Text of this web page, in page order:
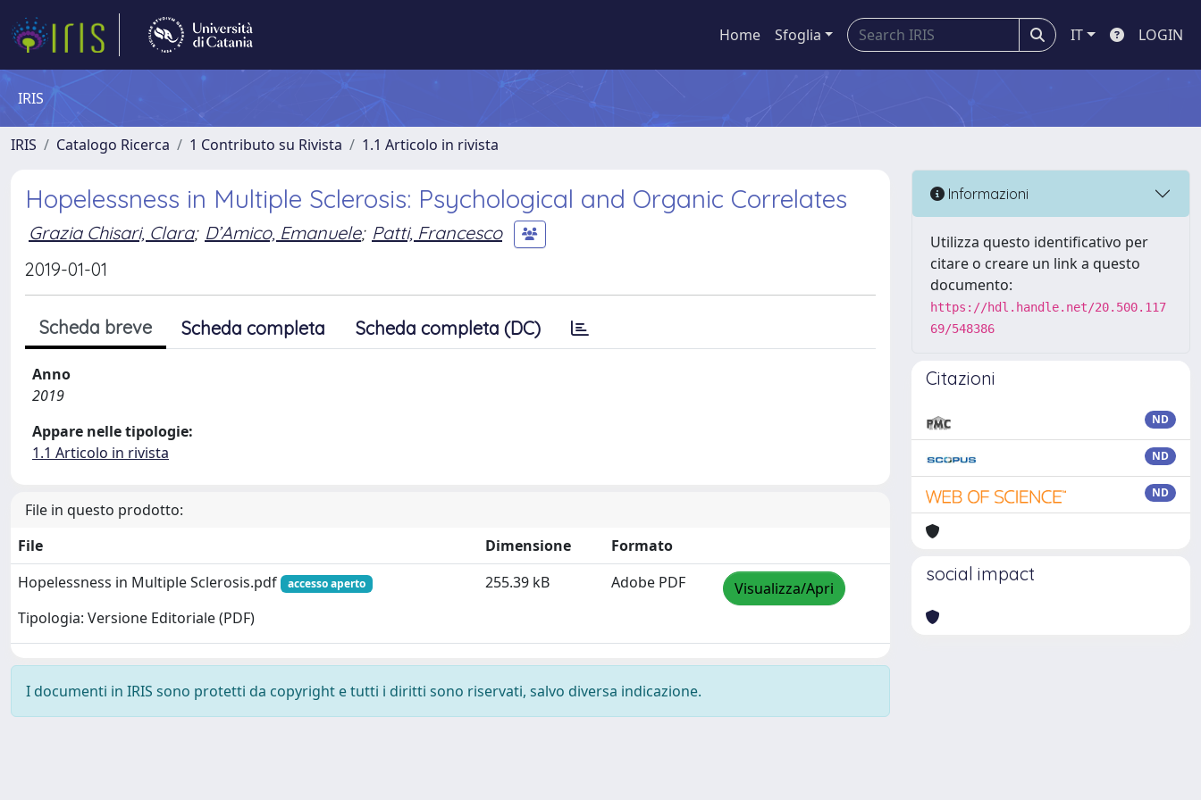
Home Sfoglia IT LOGIN
IRIS
IRIS Catalogo Ricerca 1 Contributo su Rivista 1.1 Articolo in rivista
Hopelessness in Multiple Sclerosis: Psychological and Organic Correlates
Grazia Chisari, Clara; D’Amico, Emanuele; Patti, Francesco
2019-01-01
Scheda breve Scheda completa Scheda completa (DC)
Anno
2019
Appare nelle tipologie:
1.1 Articolo in rivista
File in questo prodotto:
File
Dimensione
Formato
Hopelessness in Multiple Sclerosis.pdf
accesso aperto
Tipologia: Versione Editoriale (PDF)
255.39 kB Adobe PDF Visualizza/Apri
I documenti in IRIS sono protetti da copyright e tutti i diritti sono riservati, salvo diversa indicazione.
Informazioni
Utilizza questo identificativo per
citare o creare un link a questo
documento:
https://hdl.handle.net/20.500.117
69/548386
Citazioni
ND
ND
ND
social impact